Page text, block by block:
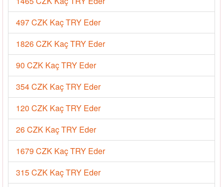
497 CZK Kaç TRY Eder
1826 CZK Kaç TRY Eder
90 CZK Kaç TRY Eder
354 CZK Kaç TRY Eder
120 CZK Kaç TRY Eder
26 CZK Kaç TRY Eder
1679 CZK Kaç TRY Eder
315 CZK Kaç TRY Eder